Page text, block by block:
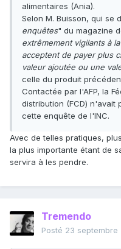
alimentaires (Ania).
Selon M. Buisson, qui se
enquêtes" du magazine
extrêmement vigilants à
acceptent de payer plus
valeur ajoutée ou une
celle du produit
Contactée par l'AFP, la
distribution (FCD) n'avait
cette enquête de l'INC.
Avec de telles pratiques,
la plus importante étant de
servira à les pendre.
Tremendo
Posté 23 septembre